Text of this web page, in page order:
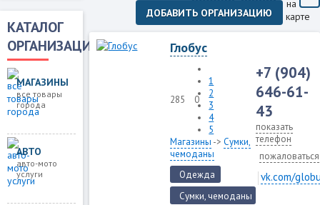
КАТАЛОГ
ОРГАНИЗАЦИЙ
МАГАЗИНЫ
все товары
города
АВТО
авто-мото
услуги
ДОБАВИТЬ ОРГАНИЗАЦИЮ
Глобус
285 0
1
2
3
4
5
Магазины ->Сумки,
чемоданы
Одежда
Сумки, чемоданы
+7 (904)
646-61-
43
показать
телефон
пожаловаться
vk.com/